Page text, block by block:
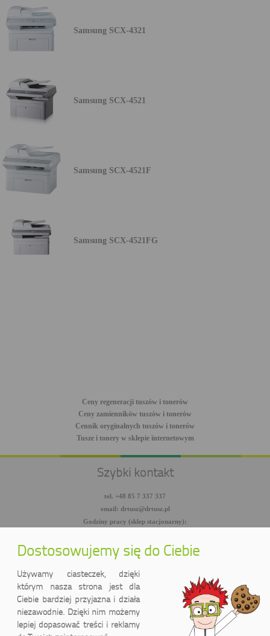
Samsung SCX-4321
Samsung SCX-4521
Samsung SCX-4521F
Samsung SCX-4521FG
Ceny regeneracji tuszów i tonerów
Ceny zamienników tuszów i tonerów
Cennik oryginalnych tuszów i tonerów
Tusze i tonery w sklepie internetowym
Szybki kontakt
tel. +48 85 7 337 337
email: drtusz@drtusz.pl
Godziny pracy (sklep stacjonarny):
facebook.com/DrTusz
youtube.com/DrTusz
Dostosowujemy się do Ciebie
Używamy ciasteczek, dzięki
którym nasza strona jest dla
Ciebie bardziej przyjazna i działa
niezawodnie. Dzięki nim możemy
lepiej dopasować treści i reklamy